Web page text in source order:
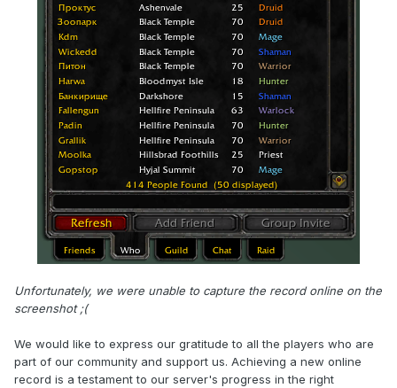
Unfortunately, we were unable to capture the record online on the
screenshot ;(
We would like to express our gratitude to all the players who are
part of our community and support us. Achieving a new online
record is a testament to our server's progress in the right